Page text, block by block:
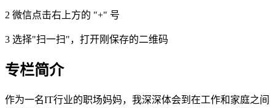
2 微信点击右上方的 "+" 号
3 选择"扫一扫"，打开刚保存的二维码
专栏简介
作为一名IT行业的职场妈妈，我深深体会到在工作和家庭之间